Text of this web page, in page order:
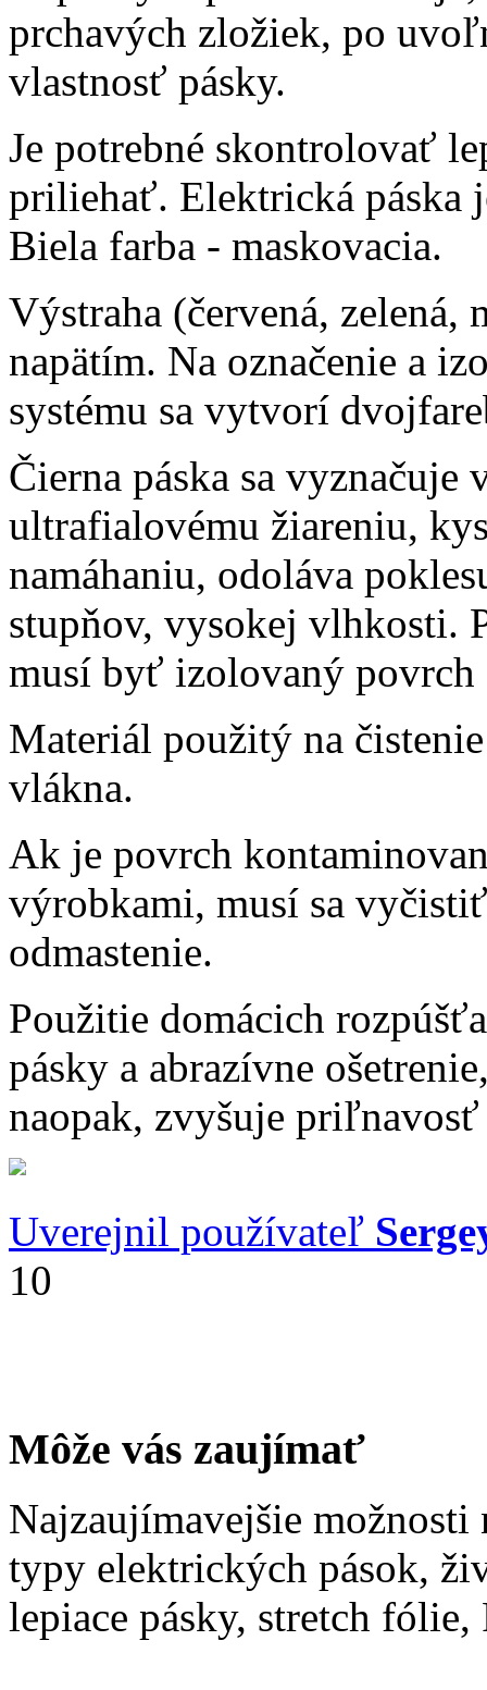
prchavých zložiek, po
vlastnosť pásky.
Je potrebné skontrolovať
priliehať. Elektrická páska
Biela farba - maskovacia.
Výstraha (červená, zelená,
napätím. Na označenie a
systému sa vytvorí
Čierna páska sa
ultrafialovému žiareniu,
namáhaniu, odoláva
stupňov, vysokej vlhkosti.
musí byť izolovaný povrch
Materiál použitý na
vlákna.
Ak je povrch
výrobkami, musí sa
odmastenie.
Použitie domácich
pásky a abrazívne
naopak, zvyšuje priľnavosť
Uverejnil používateľ
10
Môže vás zaujímať
Najzaujímavejšie
typy elektrických pások,
lepiace pásky, stretch fólie,